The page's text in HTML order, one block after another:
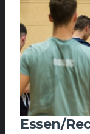
Essen/